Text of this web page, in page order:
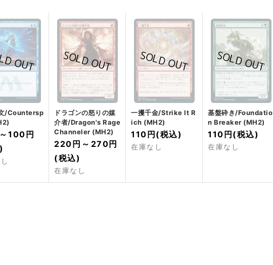
/Countersp
～ 100円
ドラゴンの怒りの媒
介者/Dragon's Rage
Channeler (MH2)
220円 ～ 270円
(税込)
在庫なし
一攫千金/Strike It R
ich (MH2)
110円 (税込)
在庫なし
基盤砕き/Foundatio
n Breaker (MH2)
110円 (税込)
在庫なし